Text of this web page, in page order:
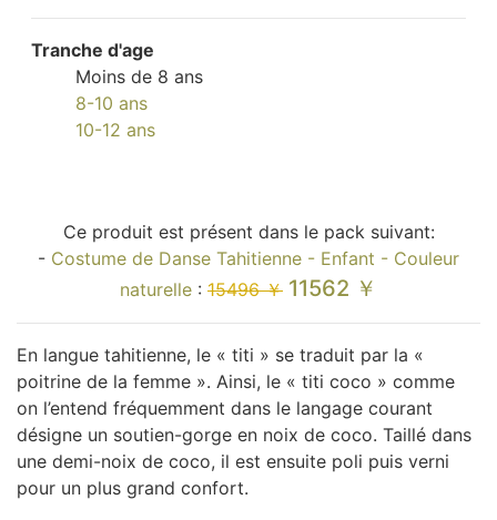
Tranche d'age
Moins de 8 ans
8-10 ans
10-12 ans
Ce produit est présent dans le pack suivant:
- Costume de Danse Tahitienne - Enfant - Couleur
naturelle : 15496 ￥ 11562 ￥
En langue tahitienne, le « titi » se traduit par la «
poitrine de la femme ». Ainsi, le « titi coco » comme
on l’entend fréquemment dans le langage courant
désigne un soutien-gorge en noix de coco. Taillé dans
une demi-noix de coco, il est ensuite poli puis verni
pour un plus grand confort.